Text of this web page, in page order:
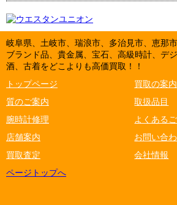
岐阜県、土岐市、瑞浪市、多治見市、恵那
ブランド品、貴金属、宝石、高級時計、デ
酒、古着をどこよりも高価買取！！
トップページ
買取の案内
質のご案内
取扱品目
腕時計修理
よくある
店舗案内
お問い合
買取査定
会社情報
ページトップへ